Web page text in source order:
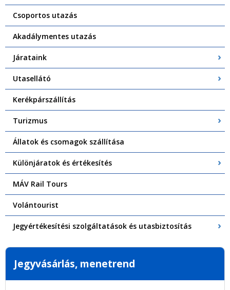
Csoportos utazás
Akadálymentes utazás
Járataink
Utasellátó
Kerékpárszállítás
Turizmus
Állatok és csomagok szállítása
Különjáratok és értékesítés
MÁV Rail Tours
Volántourist
Jegyértékesítési szolgáltatások és utasbiztosítás
Jegyvásárlás, menetrend